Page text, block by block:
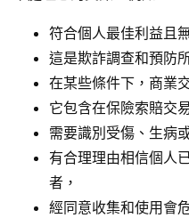
符合個人最佳利益且
這是欺詐調查和預防
在某些條件下，商業
它包含在保險索賠交
需要識別受傷、生病
有合理理由相信個人
者，
經同意收集和使用會